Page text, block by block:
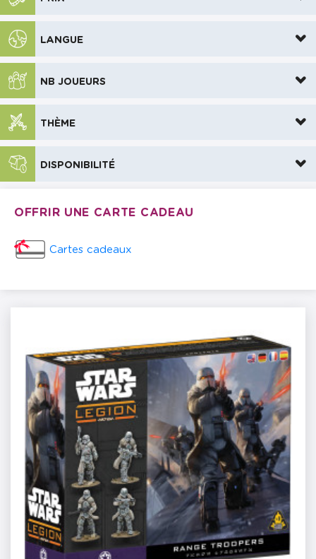
LANGUE
NB JOUEURS
THÈME
DISPONIBILITÉ
OFFRIR UNE CARTE CADEAU
Cartes cadeaux